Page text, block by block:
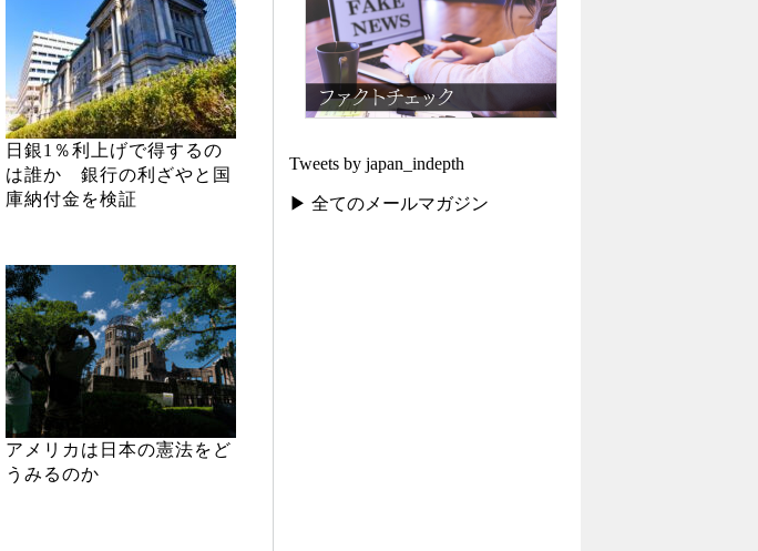
日銀1％利上げで得するの
は誰か 銀行の利ざやと国
庫納付金を検証
アメリカは日本の憲法をど
うみるのか
Tweets by japan_indepth
▶ 全てのメールマガジン